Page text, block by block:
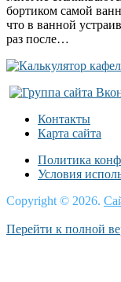
бортиком самой
что в ванной
раз после…
Контакты
Карта сайта
Политика
Условия
Copyright © 2026.
Перейти к полной